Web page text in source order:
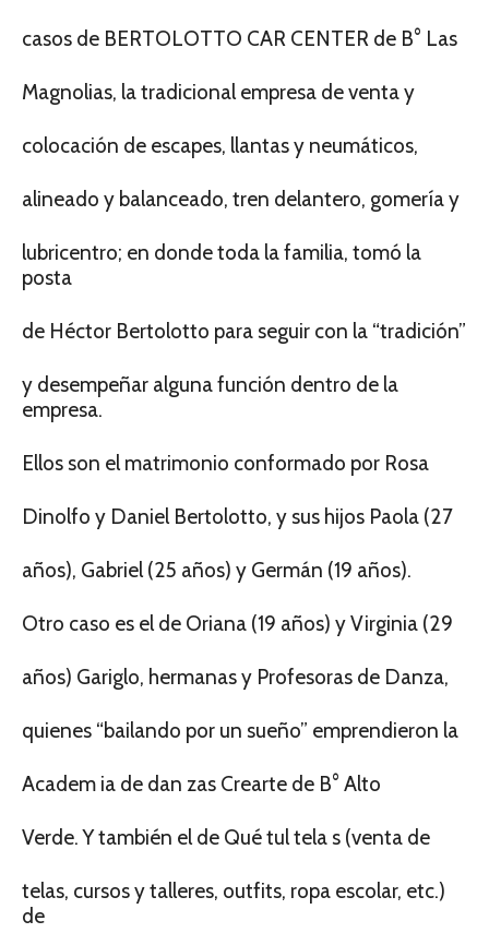
casos de BERTOLOTTO CAR CENTER de B° Las
Magnolias, la tradicional empresa de venta y
colocación de escapes, llantas y neumáticos,
alineado y balanceado, tren delantero, gomería y
lubricentro; en donde toda la familia, tomó la
posta
de Héctor Bertolotto para seguir con la “tradición”
y desempeñar alguna función dentro de la
empresa.
Ellos son el matrimonio conformado por Rosa
Dinolfo y Daniel Bertolotto, y sus hijos Paola (27
años), Gabriel (25 años) y Germán (19 años).
Otro caso es el de Oriana (19 años) y Virginia (29
años) Gariglo, hermanas y Profesoras de Danza,
quienes “bailando por un sueño” emprendieron la
Academ ia de dan zas Crearte de B° Alto
Verde. Y también el de Qué tul tela s (venta de
telas, cursos y talleres, outfits, ropa escolar, etc.)
de